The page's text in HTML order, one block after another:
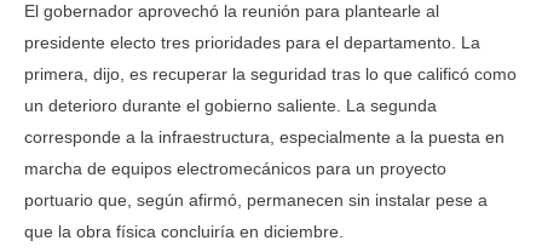
El gobernador aprovechó la reunión para plantearle al
presidente electo tres prioridades para el departamento. La
primera, dijo, es recuperar la seguridad tras lo que calificó como
un deterioro durante el gobierno saliente. La segunda
corresponde a la infraestructura, especialmente a la puesta en
marcha de equipos electromecánicos para un proyecto
portuario que, según afirmó, permanecen sin instalar pese a
que la obra física concluiría en diciembre.